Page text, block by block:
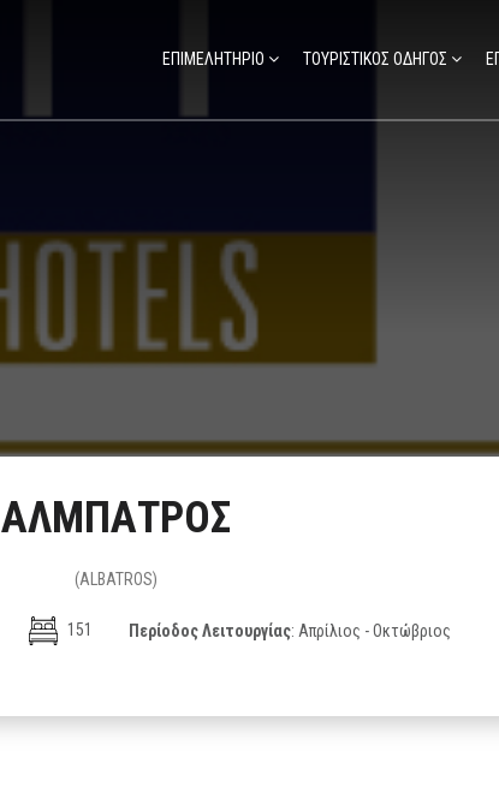
ΕΠΙΜΕΛΗΤΗΡΙΟ ΤΟΥΡΙΣΤΙΚΟΣ ΟΔΗΓΟΣ
ΑΛΜΠΑΤΡΟΣ
(ALBATROS)
151 Περίοδος Λειτουργίας: Απρίλιος - Οκτώβριος